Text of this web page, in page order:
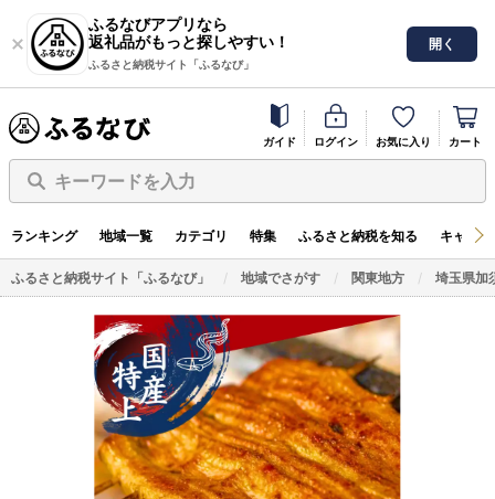
ふるなびアプリなら
返礼品がもっと探しやすい！
ふるさと納税サイト「ふるなび」
開く
ガイド ログイン お気に入り カート
キーワードを入力
ランキング 地域一覧 カテゴリ 特集 ふるさと納税を知る キャン
ふるさと納税サイト「ふるなび」 地域でさがす 関東地方 埼玉県加